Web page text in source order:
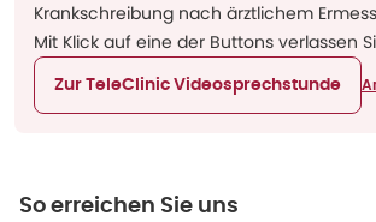
Krankschreibung nach ärztlichem
Mit Klick auf eine der Buttons verlassen
Zur TeleClinic Videosprechstunde
So erreichen Sie uns